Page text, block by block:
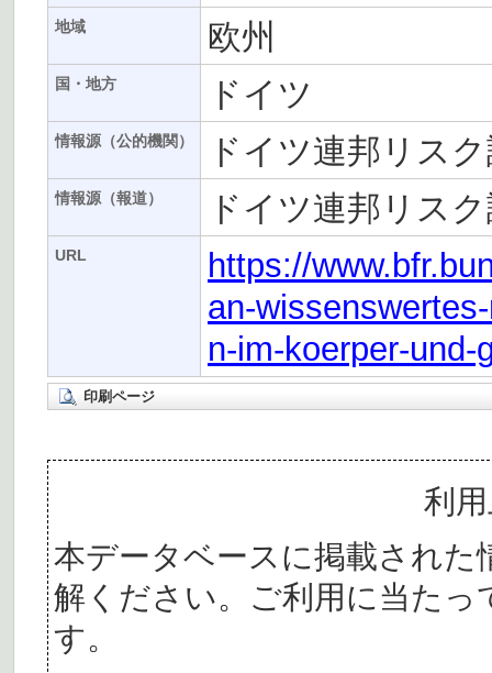
地域 欧州
国・地方 ドイツ
情報源（公的機関） ドイツ連邦リス
情報源（報道） ドイツ連邦リス
URL
https://
an-
n-im-koerper-
印刷ページ
利
本データベースに掲載された
解ください。ご利用に当た
す。